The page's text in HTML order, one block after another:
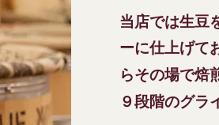
当店では生豆
ーに仕上げて
らその場で焙
９段階のグラ